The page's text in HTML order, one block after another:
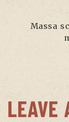
Massa
LEAVE